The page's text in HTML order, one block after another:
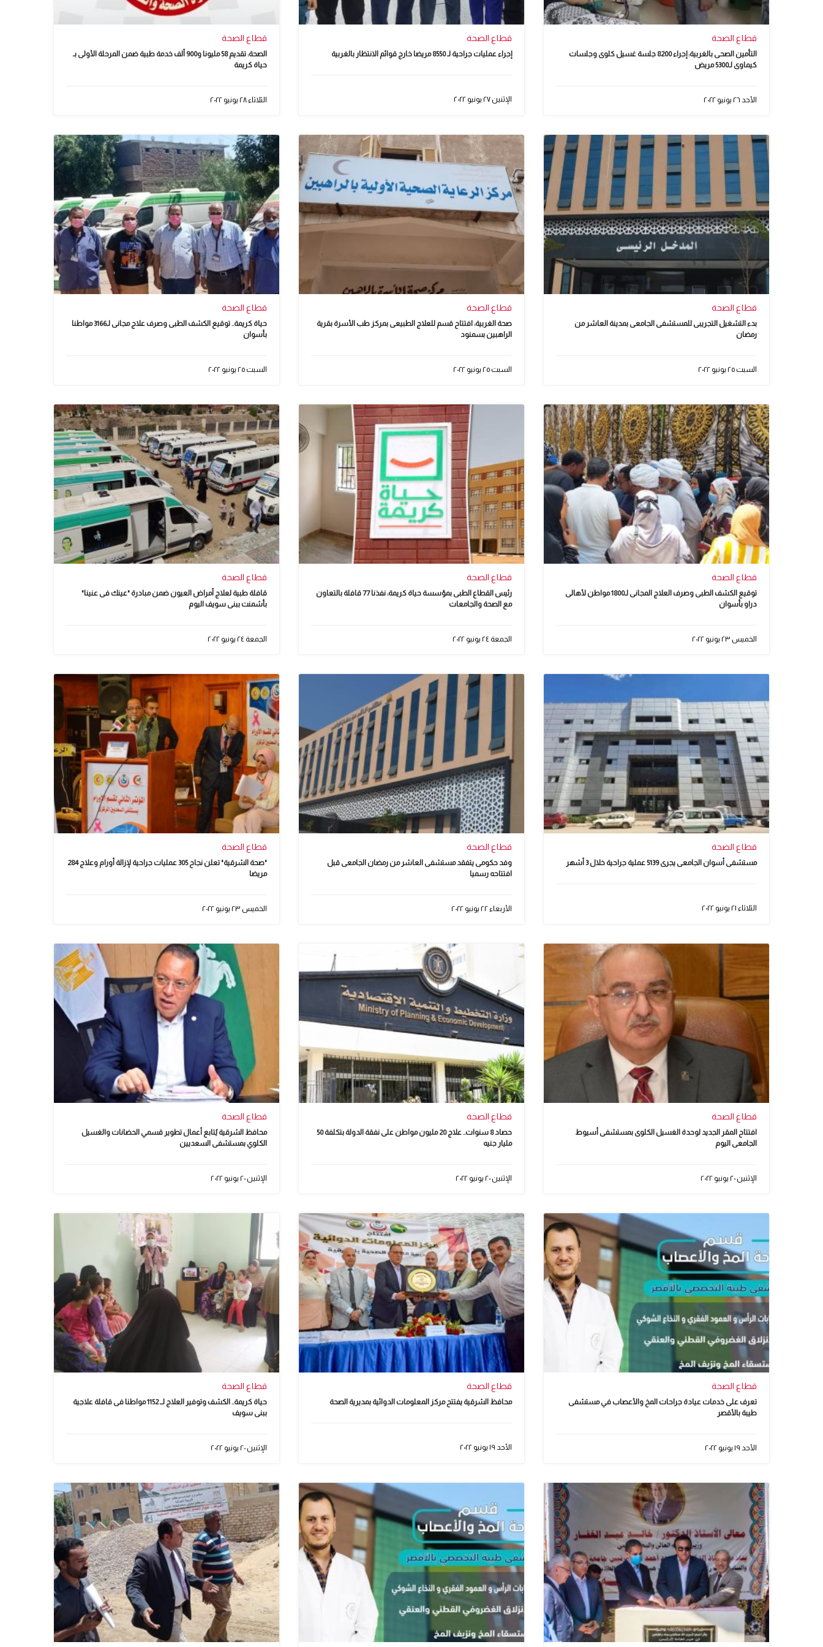
قطاع الصحة
الصحة: تقديم 58 مليونا و900 ألف خدمة طبية ضمن المرحلة الأولى بـ
حياة كريمة
الثلاثاء ٢٨ يونيو ٢٠٢٢
قطاع الصحة
إجراء عمليات جراحية لـ 8550 مريضا خارج قوائم الانتظار بالغربية
الإثنين ٢٧ يونيو ٢٠٢٢
قطاع الصحة
التأمين الصحى بالغربية: إجراء 8200 جلسة غسيل كلوى وجلسات
كيماوى لـ5300 مريض
الأحد ٢٦ يونيو ٢٠٢٢
قطاع الصحة
حياة كريمة.. توقيع الكشف الطبى وصرف علاج مجانى لـ3166 مواطنا
بأسوان
السبت ٢٥ يونيو ٢٠٢٢
قطاع الصحة
صحة الغربية: افتتاح قسم للعلاج الطبيعى بمركز طب الأسرة بقرية
الراهبين بسمنود
السبت ٢٥ يونيو ٢٠٢٢
قطاع الصحة
بدء التشغيل التجريبى للمستشفى الجامعى بمدينة العاشر من
رمضان
السبت ٢٥ يونيو ٢٠٢٢
قطاع الصحة
قافلة طبية لعلاج أمراض العيون ضمن مبادرة "عينك فى عنينا"
بأشمنت ببنى سويف اليوم
الجمعة ٢٤ يونيو ٢٠٢٢
قطاع الصحة
رئيس القطاع الطبى بمؤسسة حياة كريمة: نفذنا 77 قافلة بالتعاون
مع الصحة والجامعات
الجمعة ٢٤ يونيو ٢٠٢٢
قطاع الصحة
توقيع الكشف الطبى وصرف العلاج المجانى لـ1800 مواطن لأهالى
دراو‎‎ بأسوان
الخميس ٢٣ يونيو ٢٠٢٢
قطاع الصحة
"صحة الشرقية" تعلن نجاح 305 عمليات جراحية لإزالة أورام وعلاج 284
مريضا
الخميس ٢٣ يونيو ٢٠٢٢
قطاع الصحة
وفد حكومى يتفقد مستشفى العاشر من رمضان الجامعى قبل
افتتاحه رسميا
الأربعاء ٢٢ يونيو ٢٠٢٢
قطاع الصحة
مستشفى أسوان الجامعى يجرى 5139 عملية جراحية خلال 3 أشهر
الثلاثاء ٢١ يونيو ٢٠٢٢
قطاع الصحة
محافظ الشرقية يُتابع أعمال تطوير قسمي الحضانات والغسيل
الكلوي بمستشفى السعديين
الإثنين ٢٠ يونيو ٢٠٢٢
قطاع الصحة
حصاد 8 سنوات.. علاج 20 مليون مواطن على نفقة الدولة بتكلفة 50
مليار جنيه
الإثنين ٢٠ يونيو ٢٠٢٢
قطاع الصحة
افتتاح المقر الجديد لوحدة الغسيل الكلوى بمستشفى أسيوط
الجامعى اليوم
الإثنين ٢٠ يونيو ٢٠٢٢
قطاع الصحة
حياة كريمة.. الكشف وتوفير العلاج لــ 1152 مواطنا فى قافلة علاجية
ببنى سويف
الإثنين ٢٠ يونيو ٢٠٢٢
قطاع الصحة
محافظ الشرقية يفتتح مركز المعلومات الدوائية بمديرية الصحة
الأحد ١٩ يونيو ٢٠٢٢
قطاع الصحة
تعرف على خدمات عيادة جراحات المخ والأعصاب في مستشفى
طيبة بالأقصر
الأحد ١٩ يونيو ٢٠٢٢